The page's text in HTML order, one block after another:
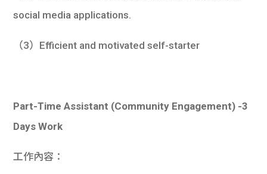
social media applications.
（3）Efficient and motivated self-starter
Part-Time Assistant (Community Engagement) -3
Days Work
工作內容：